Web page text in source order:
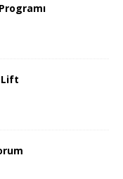
Lift